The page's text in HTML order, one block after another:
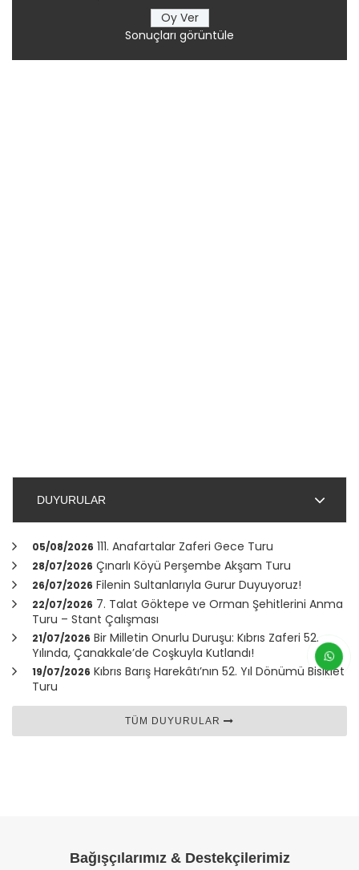
Sonuçları görüntüle
DUYURULAR
05/08/2026 111. Anafartalar Zaferi Gece Turu
28/07/2026 Çınarlı Köyü Perşembe Akşam Turu
26/07/2026 Filenin Sultanlarıyla Gurur Duyuyoruz!
22/07/2026 7. Talat Göktepe ve Orman Şehitlerini Anma
Turu – Stant Çalışması
21/07/2026 Bir Milletin Onurlu Duruşu: Kıbrıs Zaferi 52.
Yılında, Çanakkale’de Coşkuyla Kutlandı!
19/07/2026 Kıbrıs Barış Harekâtı’nın 52. Yıl Dönümü Bisiklet
Turu
TÜM DUYURULAR
Bağışçılarımız & Destekçilerimiz